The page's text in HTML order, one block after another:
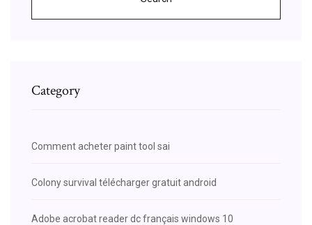
Category
Comment acheter paint tool sai
Colony survival télécharger gratuit android
Adobe acrobat reader dc français windows 10